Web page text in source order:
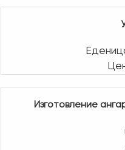
Изготовление